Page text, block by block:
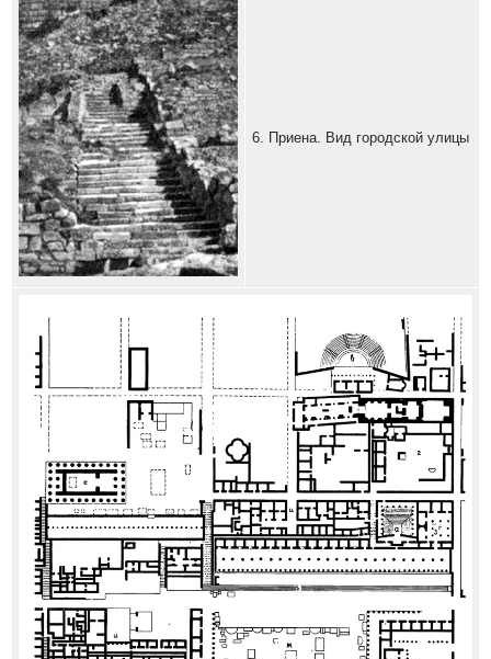
6. Приена. Вид городской улицы